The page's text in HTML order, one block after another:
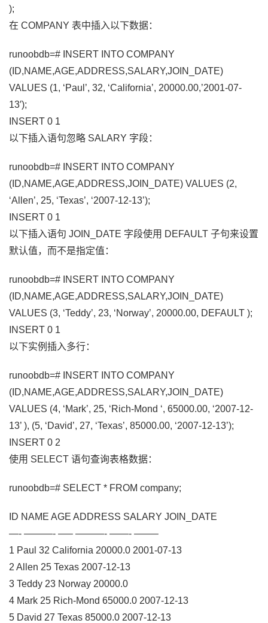
);
在 COMPANY 表中插入以下数据：
runoobdb=# INSERT INTO COMPANY
(ID,NAME,AGE,ADDRESS,SALARY,JOIN_DATE)
VALUES (1, ‘Paul’, 32, ‘California’, 20000.00,’2001-07-
13′);
INSERT 0 1
以下插入语句忽略 SALARY 字段：
runoobdb=# INSERT INTO COMPANY
(ID,NAME,AGE,ADDRESS,JOIN_DATE) VALUES (2,
‘Allen’, 25, ‘Texas’, ‘2007-12-13’);
INSERT 0 1
以下插入语句 JOIN_DATE 字段使用 DEFAULT 子句来设置
默认值，而不是指定值：
runoobdb=# INSERT INTO COMPANY
(ID,NAME,AGE,ADDRESS,SALARY,JOIN_DATE)
VALUES (3, ‘Teddy’, 23, ‘Norway’, 20000.00, DEFAULT );
INSERT 0 1
以下实例插入多行：
runoobdb=# INSERT INTO COMPANY
(ID,NAME,AGE,ADDRESS,SALARY,JOIN_DATE)
VALUES (4, ‘Mark’, 25, ‘Rich-Mond ‘, 65000.00, ‘2007-12-
13’ ), (5, ‘David’, 27, ‘Texas’, 85000.00, ‘2007-12-13’);
INSERT 0 2
使用 SELECT 语句查询表格数据：
runoobdb=# SELECT * FROM company;
ID NAME AGE ADDRESS SALARY JOIN_DATE
—- ———- —– ———- ——- ——–
1 Paul 32 California 20000.0 2001-07-13
2 Allen 25 Texas 2007-12-13
3 Teddy 23 Norway 20000.0
4 Mark 25 Rich-Mond 65000.0 2007-12-13
5 David 27 Texas 85000.0 2007-12-13